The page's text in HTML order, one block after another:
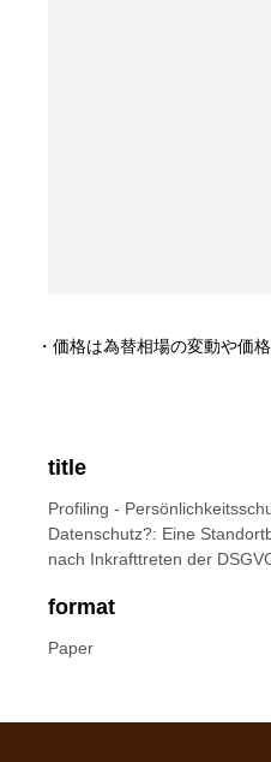
title
Profiling -
Datenschutz?: Eine
nach Inkrafttreten der
format
Paper
・価格は為替相場の変動や価